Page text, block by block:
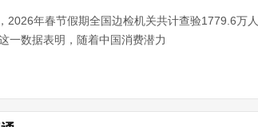
2026年春节假期全国边检机关共计查验1779.6万
一数据表明，随着中国消费潜力